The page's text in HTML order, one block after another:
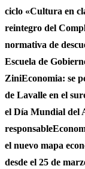
ciclo «Cultura en
reintegro del
normativa de
Escuela de
ZiniEconomia: se
de Lavalle en el
el Día Mundial del
responsable
el nuevo mapa
desde el 25 de